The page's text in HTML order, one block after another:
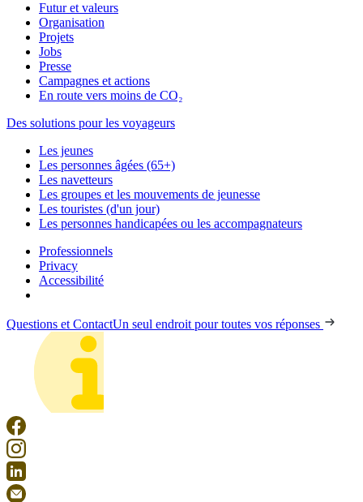
Futur et valeurs
Organisation
Projets
Jobs
Presse
Campagnes et actions
En route vers moins de CO₂
Des solutions pour les voyageurs
Les jeunes
Les personnes âgées (65+)
Les navetteurs
Les groupes et les mouvements de jeunesse
Les touristes (d'un jour)
Les personnes handicapées ou les accompagnateurs
Professionnels
Privacy
Accessibilité
Questions et ContactUn seul endroit pour toutes vos réponses